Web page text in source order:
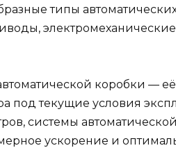
типы
коробки —
под текущие условия
системы
ускорение и